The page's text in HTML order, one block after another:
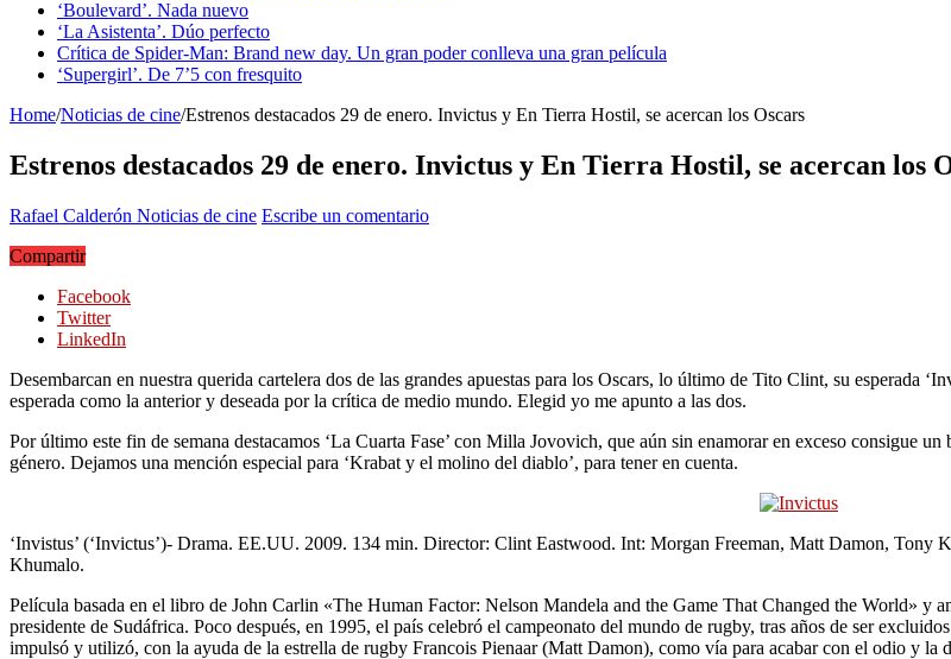
‘Boulevard’. Nada nuevo
‘La Asistenta’. Dúo perfecto
Crítica de Spider-Man: Brand new day. Un gran poder conlleva una gran película
‘Supergirl’. De 7’5 con fresquito
Home/Noticias de cine/Estrenos destacados 29 de enero. Invictus y En Tierra Hostil, se acercan los Oscars
Estrenos destacados 29 de enero. Invictus y En Tierra Hostil, se acercan los
Rafael Calderón Noticias de cine Escribe un comentario
Compartir
Facebook
Twitter
LinkedIn
Desembarcan en nuestra querida cartelera dos de las grandes apuestas para los Oscars, lo último de Tito Clint, su esperada
esperada como la anterior y deseada por la crítica de medio mundo. Elegid yo me apunto a las dos.
Por último este fin de semana destacamos ‘La Cuarta Fase’ con Milla Jovovich, que aún sin enamorar en exceso consigue
género. Dejamos una mención especial para ‘Krabat y el molino del diablo’, para tener en cuenta.
‘Invistus’ (‘Invictus’)- Drama. EE.UU. 2009. 134 min. Director: Clint Eastwood. Int: Morgan Freeman, Matt Damon,
Khumalo.
Película basada en el libro de John Carlin «The Human Factor: Nelson Mandela and the Game That Changed the World» y
presidente de Sudáfrica. Poco después, en 1995, el país celebró el campeonato del mundo de rugby, tras años de ser
impulsó y utilizó, con la ayuda de la estrella de rugby Francois Pienaar (Matt Damon), como vía para acabar con el odio y la